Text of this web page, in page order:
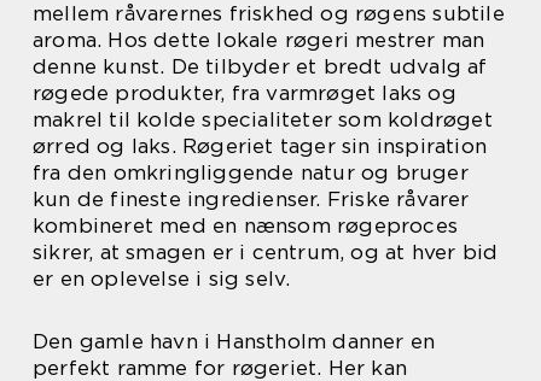
mellem råvarernes friskhed og røgens subtile
aroma. Hos dette lokale røgeri mestrer man
denne kunst. De tilbyder et bredt udvalg af
røgede produkter, fra varmrøget laks og
makrel til kolde specialiteter som koldrøget
ørred og laks. Røgeriet tager sin inspiration
fra den omkringliggende natur og bruger
kun de fineste ingredienser. Friske råvarer
kombineret med en nænsom røgeproces
sikrer, at smagen er i centrum, og at hver bid
er en oplevelse i sig selv.
Den gamle havn i Hanstholm danner en
perfekt ramme for røgeriet. Her kan